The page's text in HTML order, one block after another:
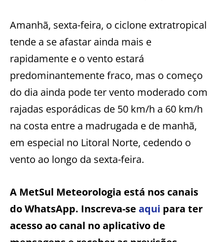
Amanhã, sexta-feira, o ciclone extratropical
tende a se afastar ainda mais e
rapidamente e o vento estará
predominantemente fraco, mas o começo
do dia ainda pode ter vento moderado com
rajadas esporádicas de 50 km/h a 60 km/h
na costa entre a madrugada e de manhã,
em especial no Litoral Norte, cedendo o
vento ao longo da sexta-feira.
A MetSul Meteorologia está nos canais
do WhatsApp. Inscreva-se aqui para ter
acesso ao canal no aplicativo de